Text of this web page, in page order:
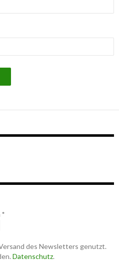
*
des Newsletters genutzt.
Datenschutz.